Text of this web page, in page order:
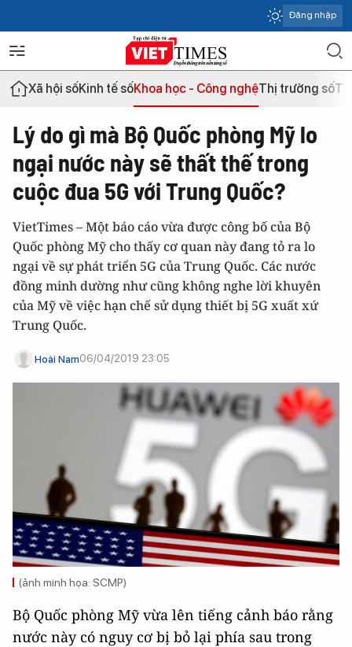
Đăng nhập
Xã hội sốKinh tế sốKhoa học - Công nghệThị trường số
Lý do gì mà Bộ Quốc phòng Mỹ lo
ngại nước này sẽ thất thế trong
cuộc đua 5G với Trung Quốc?
VietTimes – Một báo cáo vừa được công bố của Bộ
Quốc phòng Mỹ cho thấy cơ quan này đang tỏ ra lo
ngại về sự phát triển 5G của Trung Quốc. Các nước
đồng minh dường như cũng không nghe lời khuyên
của Mỹ về việc hạn chế sử dụng thiết bị 5G xuất xứ
Trung Quốc.
Hoài Nam06/04/2019 23:05
(ảnh minh họa: SCMP)
Bộ Quốc phòng Mỹ vừa lên tiếng cảnh báo rằng
nước này có nguy cơ bị bỏ lại phía sau trong